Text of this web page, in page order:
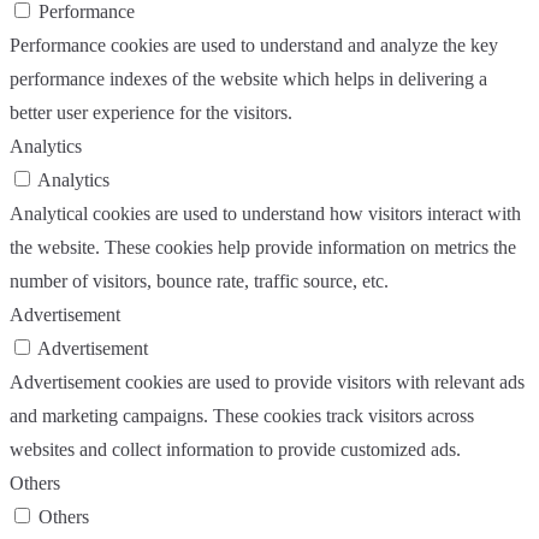
Performance
Performance cookies are used to understand and analyze the key
performance indexes of the website which helps in delivering a
better user experience for the visitors.
Analytics
Analytics
Analytical cookies are used to understand how visitors interact with
the website. These cookies help provide information on metrics the
number of visitors, bounce rate, traffic source, etc.
Advertisement
Advertisement
Advertisement cookies are used to provide visitors with relevant ads
and marketing campaigns. These cookies track visitors across
websites and collect information to provide customized ads.
Others
Others